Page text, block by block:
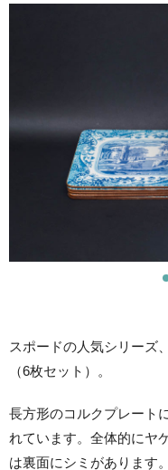
スポードの人気シリーズ
（6枚セット）。
長方形のコルクプレート
れています。全体的にヤ
は裏面にシミがあります。